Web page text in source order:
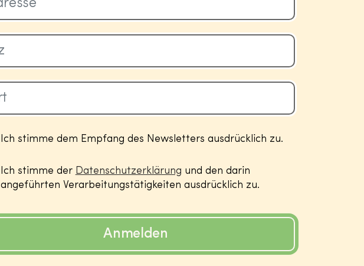
Ich stimme dem Empfang des Newsletters ausdrücklich zu.
Ich stimme der Datenschutzerklärung und den darin
angeführten Verarbeitungstätigkeiten ausdrücklich zu.
Anmelden